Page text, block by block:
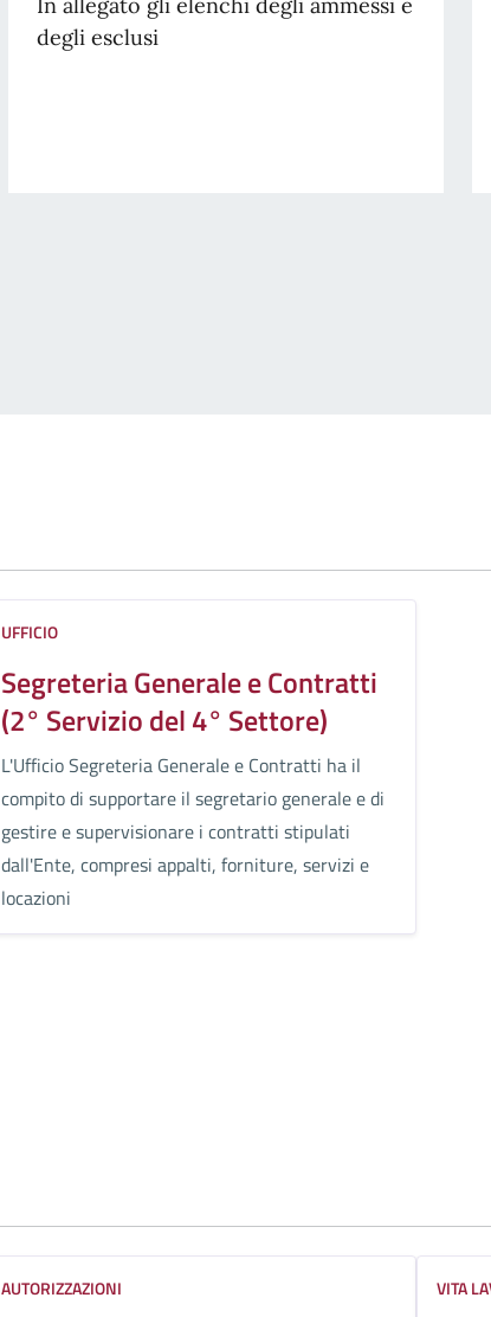
degli esclusi
UFFICIO
Segreteria Generale e Contratti
(2° Servizio del 4° Settore)
L'Ufficio Segreteria Generale e Contratti ha il
compito di supportare il segretario generale e di
gestire e supervisionare i contratti stipulati
dall'Ente, compresi appalti, forniture, servizi e
locazioni
AUTORIZZAZIONI VITA